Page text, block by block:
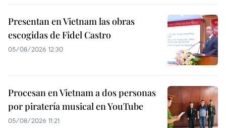
Presentan en Vietnam las obras
escogidas de Fidel Castro
05/08/2026 12:30
Procesan en Vietnam a dos personas
por piratería musical en YouTube
05/08/2026 11:21